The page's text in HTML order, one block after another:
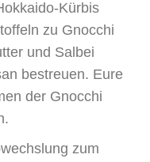
Kürbis
zu Gnocchi
und Salbei
bestreuen. Eure
der Gnocchi
zum